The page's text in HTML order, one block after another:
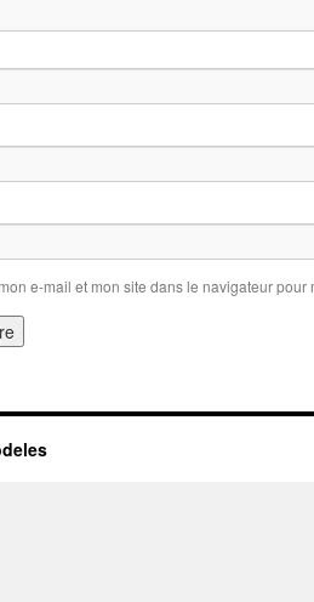
e-mail et mon site dans le navigateur